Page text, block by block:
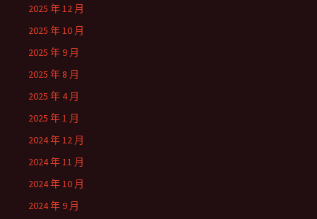
2025 年 12 月
2025 年 10 月
2025 年 9 月
2025 年 8 月
2025 年 4 月
2025 年 1 月
2024 年 12 月
2024 年 11 月
2024 年 10 月
2024 年 9 月